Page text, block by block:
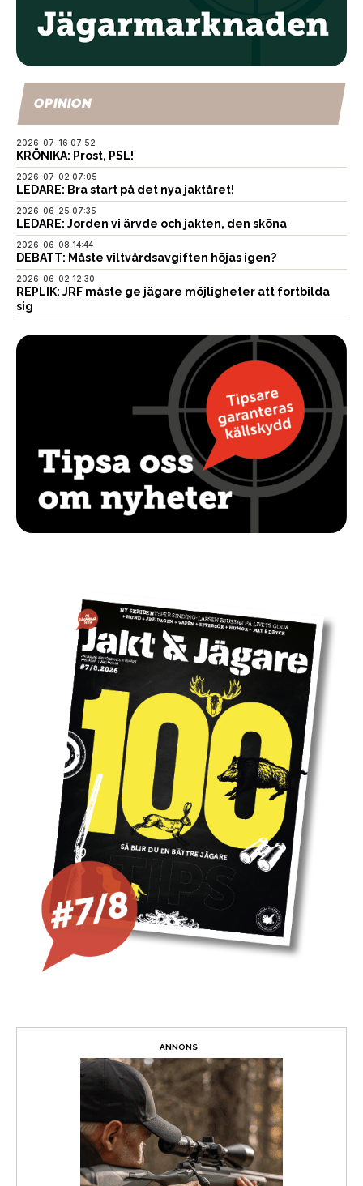
OPINION
2026-07-16 07:52
KRÖNIKA: Prost, PSL!
2026-07-02 07:05
LEDARE: Bra start på det nya jaktåret!
2026-06-25 07:35
LEDARE: Jorden vi ärvde och jakten, den sköna
2026-06-08 14:44
DEBATT: Måste viltvårdsavgiften höjas igen?
2026-06-02 12:30
REPLIK: JRF måste ge jägare möjligheter att fortbilda
sig
ANNONS